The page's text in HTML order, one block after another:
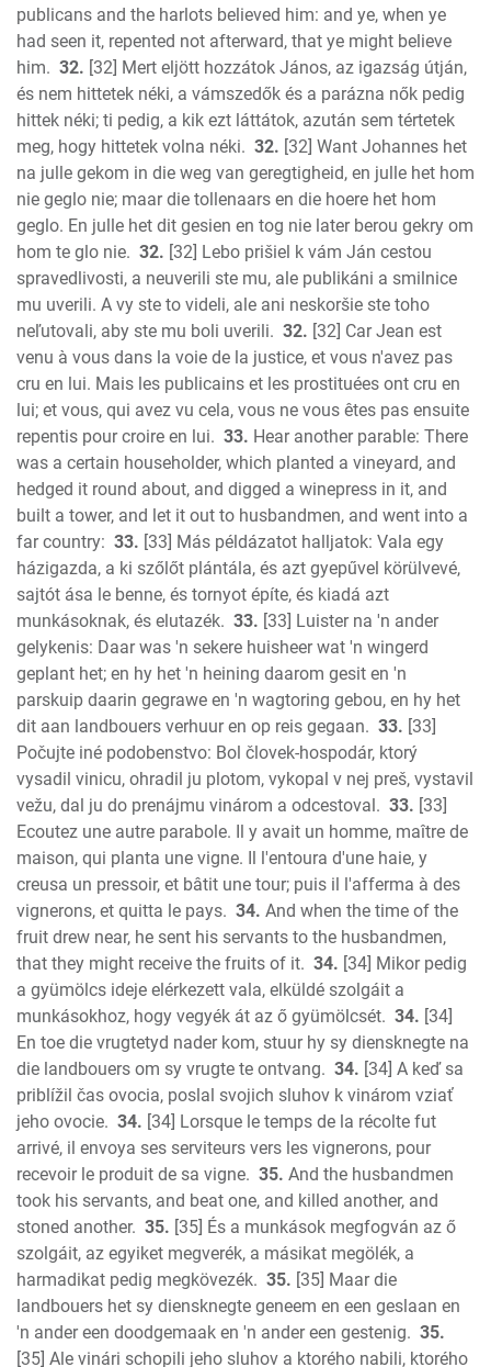
publicans and the harlots believed him: and ye, when ye
had seen it, repented not afterward, that ye might believe
him. 32. [32] Mert eljött hozzátok János, az igazság útján,
és nem hittetek néki, a vámszedők és a parázna nők pedig
hittek néki; ti pedig, a kik ezt láttátok, azután sem tértetek
meg, hogy hittetek volna néki. 32. [32] Want Johannes het
na julle gekom in die weg van geregtigheid, en julle het hom
nie geglo nie; maar die tollenaars en die hoere het hom
geglo. En julle het dit gesien en tog nie later berou gekry om
hom te glo nie. 32. [32] Lebo prišiel k vám Ján cestou
spravedlivosti, a neuverili ste mu, ale publikáni a smilnice
mu uverili. A vy ste to videli, ale ani neskoršie ste toho
neľutovali, aby ste mu boli uverili. 32. [32] Car Jean est
venu à vous dans la voie de la justice, et vous n'avez pas
cru en lui. Mais les publicains et les prostituées ont cru en
lui; et vous, qui avez vu cela, vous ne vous êtes pas ensuite
repentis pour croire en lui. 33. Hear another parable: There
was a certain householder, which planted a vineyard, and
hedged it round about, and digged a winepress in it, and
built a tower, and let it out to husbandmen, and went into a
far country: 33. [33] Más példázatot halljatok: Vala egy
házigazda, a ki szőlőt plántála, és azt gyepűvel körülvevé,
sajtót ása le benne, és tornyot építe, és kiadá azt
munkásoknak, és elutazék. 33. [33] Luister na 'n ander
gelykenis: Daar was 'n sekere huisheer wat 'n wingerd
geplant het; en hy het 'n heining daarom gesit en 'n
parskuip daarin gegrawe en 'n wagtoring gebou, en hy het
dit aan landbouers verhuur en op reis gegaan. 33. [33]
Počujte iné podobenstvo: Bol človek-hospodár, ktorý
vysadil vinicu, ohradil ju plotom, vykopal v nej preš, vystavil
vežu, dal ju do prenájmu vinárom a odcestoval. 33. [33]
Ecoutez une autre parabole. Il y avait un homme, maître de
maison, qui planta une vigne. Il l'entoura d'une haie, y
creusa un pressoir, et bâtit une tour; puis il l'afferma à des
vignerons, et quitta le pays. 34. And when the time of the
fruit drew near, he sent his servants to the husbandmen,
that they might receive the fruits of it. 34. [34] Mikor pedig
a gyümölcs ideje elérkezett vala, elküldé szolgáit a
munkásokhoz, hogy vegyék át az ő gyümölcsét. 34. [34]
En toe die vrugtetyd nader kom, stuur hy sy diensknegte na
die landbouers om sy vrugte te ontvang. 34. [34] A keď sa
priblížil čas ovocia, poslal svojich sluhov k vinárom vziať
jeho ovocie. 34. [34] Lorsque le temps de la récolte fut
arrivé, il envoya ses serviteurs vers les vignerons, pour
recevoir le produit de sa vigne. 35. And the husbandmen
took his servants, and beat one, and killed another, and
stoned another. 35. [35] És a munkások megfogván az ő
szolgáit, az egyiket megverék, a másikat megölék, a
harmadikat pedig megkövezék. 35. [35] Maar die
landbouers het sy diensknegte geneem en een geslaan en
'n ander een doodgemaak en 'n ander een gestenig. 35.
[35] Ale vinári schopili jeho sluhov a ktorého nabili, ktorého